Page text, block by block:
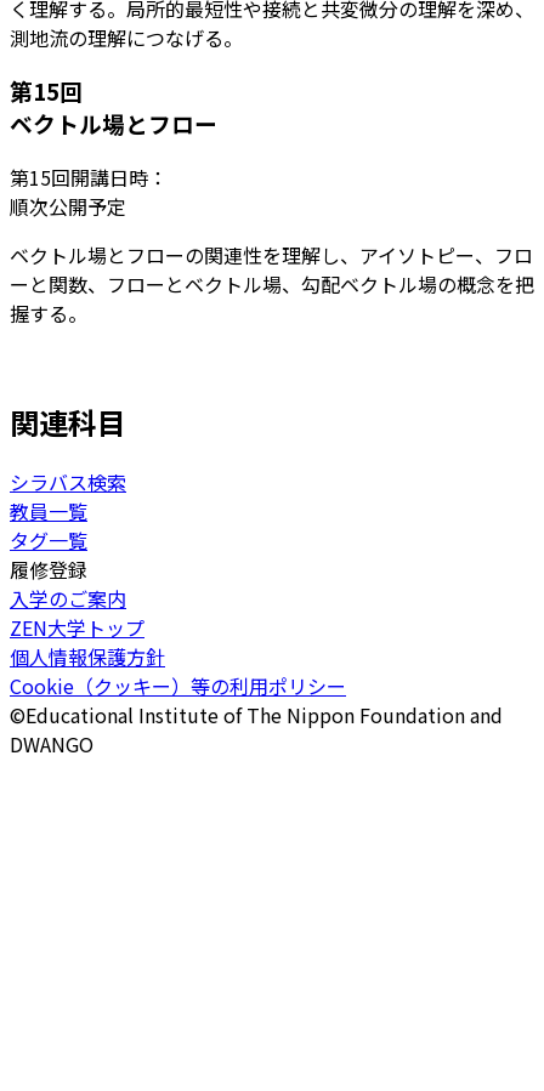
く理解する。局所的最短性や接続と共変微分の理解を深め、
測地流の理解につなげる。
第15回
ベクトル場とフロー
第15回開講日時：
順次公開予定
ベクトル場とフローの関連性を理解し、アイソトピー、フロ
ーと関数、フローとベクトル場、勾配ベクトル場の概念を把
握する。
関連科目
シラバス検索
教員一覧
タグ一覧
履修登録
入学のご案内
ZEN大学トップ
個人情報保護方針
Cookie（クッキー）等の利用ポリシー
©Educational Institute of The Nippon Foundation and
DWANGO